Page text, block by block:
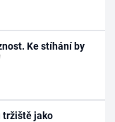
Ke stíhání by
tržiště jako